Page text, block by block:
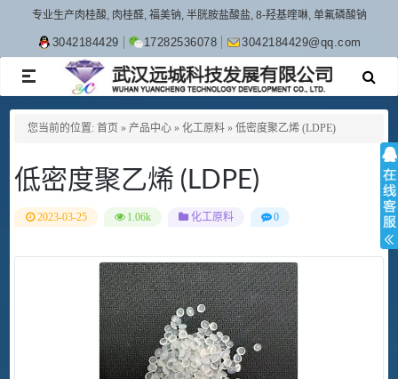
专业生产肉桂酸, 肉桂醛, 福美钠, 半胱胺盐酸盐, 8-羟基喹啉, 单氟磷酸钠
3042184429 17282536078 3042184429@qq.com
TOGGLE
NAVIGATION
您当前的位置: 首页 » 产品中心 » 化工原料 » 低密度聚乙烯 (LDPE)
低密度聚乙烯 (LDPE)
2023-03-25 1.06k 化工原料 0